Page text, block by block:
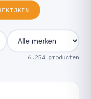
6.254 producten